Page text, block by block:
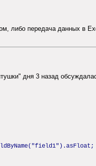
передача данных в
дня 3 назад